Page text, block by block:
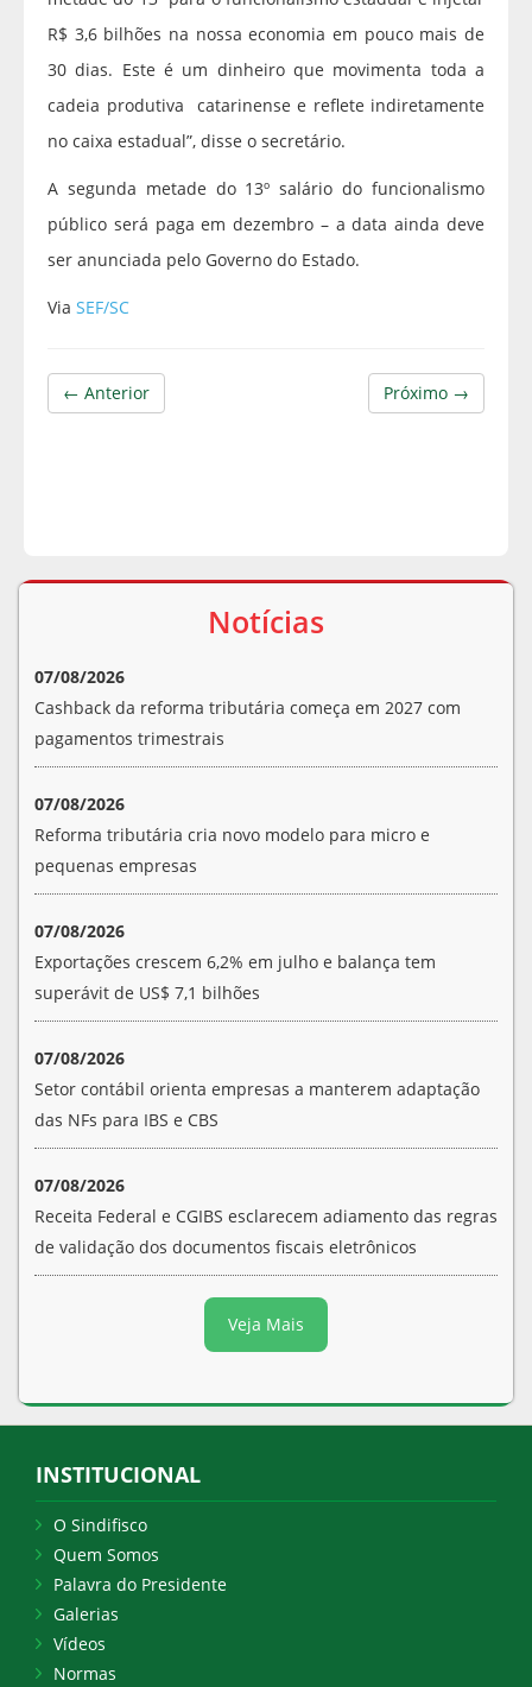
R$ 3,6 bilhões na nossa economia em pouco mais de
30 dias. Este é um dinheiro que movimenta toda a
cadeia produtiva catarinense e reflete indiretamente
no caixa estadual”, disse o secretário.
A segunda metade do 13º salário do funcionalismo
público será paga em dezembro – a data ainda deve
ser anunciada pelo Governo do Estado.
Via SEF/SC
Próximo →
← Anterior
Notícias
07/08/2026
Cashback da reforma tributária começa em 2027 com
pagamentos trimestrais
07/08/2026
Reforma tributária cria novo modelo para micro e
pequenas empresas
07/08/2026
Exportações crescem 6,2% em julho e balança tem
superávit de US$ 7,1 bilhões
07/08/2026
Setor contábil orienta empresas a manterem adaptação
das NFs para IBS e CBS
07/08/2026
Receita Federal e CGIBS esclarecem adiamento das regras
de validação dos documentos fiscais eletrônicos
Veja Mais
INSTITUCIONAL
O Sindifisco
Quem Somos
Palavra do Presidente
Galerias
Vídeos
Normas